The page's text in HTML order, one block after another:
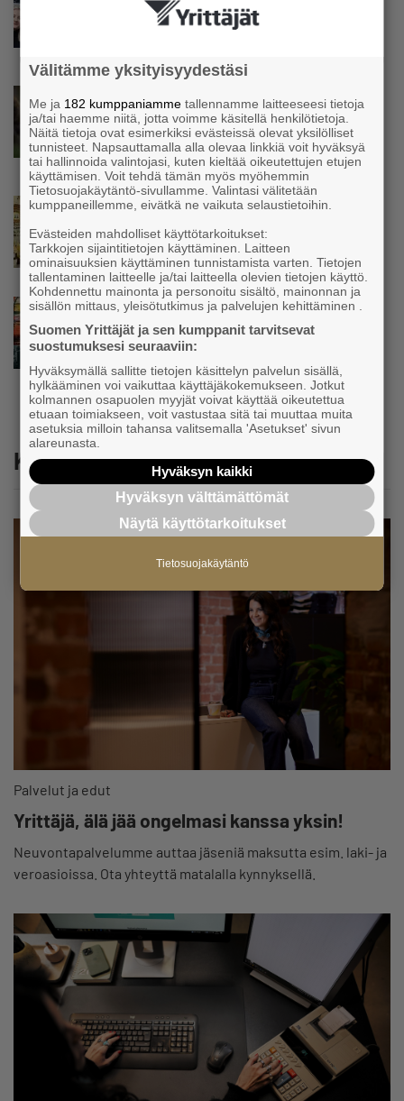
Isät opettelevat kampauksia oluen äärellä –
Voimamiehen lettivideot poikivat yrittäjälle
Koneyrittäjät: Lainsäädännössä ”villisian
mentävä porsaanreikä” – ”Rajoitusten
vahingot eivät voi jäädä vain yksittäisen
yrittäjän harteille”
Uutinen
Yrittäjien Mikael Pentikäiseltä YEL-varoitus
hallitukselle: ”Voi tulla ikävä yllätys”
Uutinen
Matti Korvela on yrittäjänä harvinaisuus:
”Asiakkainani on eturivin muusikoita niin
Euroopasta kuin Yhdysvalloistakin”
Katso myös
Palvelut ja edut
Yrittäjä, älä jää ongelmasi kanssa yksin!
Neuvontapalvelumme auttaa jäseniä maksutta esim. laki- ja
veroasioissa. Ota yhteyttä matalalla kynnyksellä.
Välitämme yksityisyydestäsi
Me ja 182 kumppaniamme tallennamme laitteeseesi tietoja
ja/tai haemme niitä, jotta voimme käsitellä henkilötietoja.
Näitä tietoja ovat esimerkiksi evästeissä olevat yksilölliset
tunnisteet. Napsauttamalla alla olevaa linkkiä voit hyväksyä
tai hallinnoida valintojasi, kuten kieltää oikeutettujen etujen
käyttämisen. Voit tehdä tämän myös myöhemmin
Tietosuojakäytäntö-sivullamme. Valintasi välitetään
kumppaneillemme, eivätkä ne vaikuta selaustietoihin.
Evästeiden mahdolliset käyttötarkoitukset:
Tarkkojen sijaintitietojen käyttäminen. Laitteen
ominaisuuksien käyttäminen tunnistamista varten. Tietojen
tallentaminen laitteelle ja/tai laitteella olevien tietojen käyttö.
Kohdennettu mainonta ja personoitu sisältö, mainonnan ja
sisällön mittaus, yleisötutkimus ja palvelujen kehittäminen .
Suomen Yrittäjät ja sen kumppanit tarvitsevat
suostumuksesi seuraaviin:
Hyväksymällä sallitte tietojen käsittelyn palvelun sisällä,
hylkääminen voi vaikuttaa käyttäjäkokemukseen. Jotkut
kolmannen osapuolen myyjät voivat käyttää oikeutettua
etuaan toimiakseen, voit vastustaa sitä tai muuttaa muita
asetuksia milloin tahansa valitsemalla 'Asetukset' sivun
alareunasta.
Hyväksyn kaikki
Hyväksyn välttämättömät
Näytä käyttötarkoitukset
Tietosuojakäytäntö